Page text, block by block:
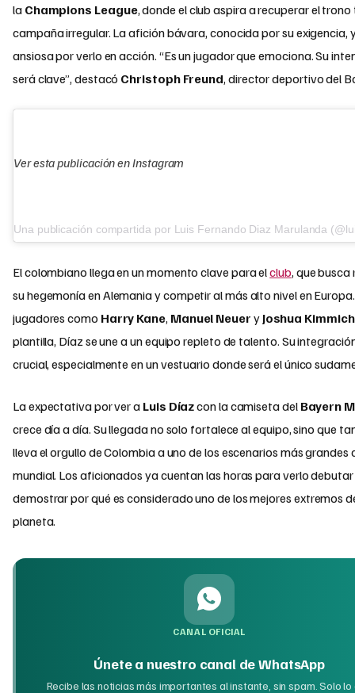
la Champions League, donde el club aspira a recuperar el trono
campaña irregular. La afición bávara, conocida por su exigencia,
ansiosa por verlo en acción. “Es un jugador que emociona. Su
será clave”, destacó Christoph Freund, director deportivo del
Ver esta publicación en Instagram
Una publicación compartida por Luis Fernando Diaz Marulanda
El colombiano llega en un momento clave para elclub, que
su hegemonía en Alemania y competir al más alto nivel en
jugadores como Harry Kane, Manuel Neuer y Joshua Kimmich
plantilla, Díaz se une a un equipo repleto de talento. Su
crucial, especialmente en un vestuario donde será el único
La expectativa por ver a Luis Díazcon la camiseta del Bayern
crece día a día. Su llegada no solo fortalece al equipo, sino que
lleva el orgullo de Colombia a uno de los escenarios más grandes
mundial. Los aficionados ya cuentan las horas para verlo
demostrar por qué es considerado uno de los mejores extremos
planeta.
CANAL OFICIAL
Únete a nuestro canal de WhatsApp
Recibe las noticias más importantes al instante, sin spam. Solo lo